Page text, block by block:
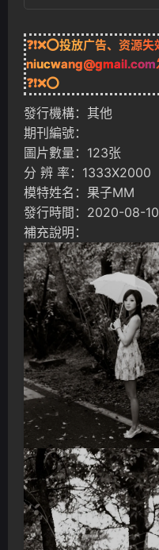
❓❗❌⭕投放广告、资源
niucwang@gmail.com
❓❗❌⭕
發行機構：其他
期刊編號：
圖片數量：123张
分 辨 率：1333X2000
模特姓名：果子MM
發行時間：2020-08-
補充說明：